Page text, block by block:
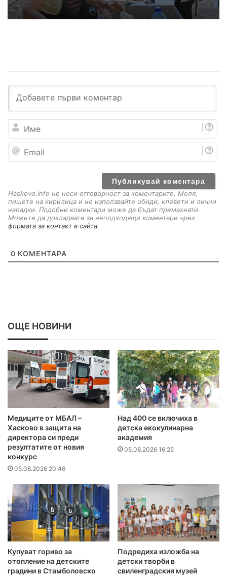
И
е
a
Haskovo.info не носи отговорност за коментарите. Моля,
пишете на кирилица и не използвайте обиди, клевети и лични
нападки. Подобни коментари може да бъдат премахнати.
Можете да докладвате за неподходящи коментари чрез
формата за контакт в сайта.
0 КОМЕНТАРА
ОЩЕ НОВИНИ
Медиците от МБАЛ –
Хасково в защита на
директора си преди
резултатите от новия
конкурс
05.08.2026 20:46
Над 400 се включиха в
детска екокулинарна
академия
05.08.2026 16:25
Купуват гориво за
отопление на детските
градини в Стамболовско
Подредиха изложба на
детски творби в
свиленградския музей